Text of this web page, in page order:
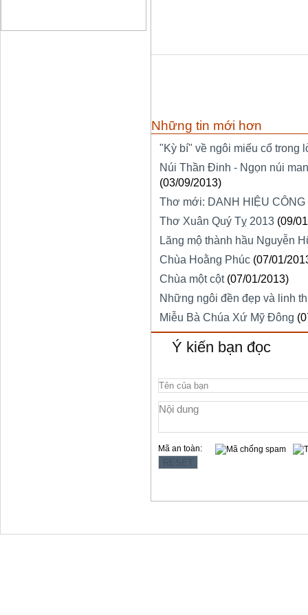
Những tin mới hơn
"Kỳ bí" về ngôi miếu cổ trong
Núi Thần Đinh - Ngọn núi
(03/09/2013)
Thơ mới: DANH HIỆU CÔNG
Thơ Xuân Quý Tỵ 2013 (09/
Lăng mộ thành hầu Nguyễn
Chùa Hoằng Phúc (07/01/
Chùa một cột (07/01/2013)
Những ngôi đền đẹp và linh
Miễu Bà Chúa Xứ Mỹ Đông
Ý kiến bạn đọc
Mã an toàn: